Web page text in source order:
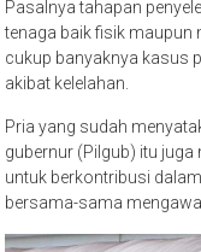
Pasalnya tahapan
tenaga baik fisik maupun
cukup banyaknya kasus
akibat kelelahan.
Pria yang sudah
gubernur (Pilgub) itu
untuk berkontribusi
bersama-sama